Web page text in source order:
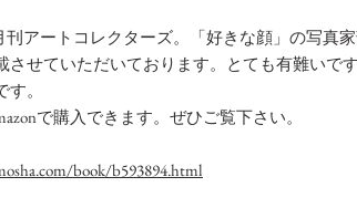
刊アートコレクターズ。「好きな顔」の写真
させていただいております。とても有難いで
。
で購入できます。ぜひご覧下さい。
book/b593894.html